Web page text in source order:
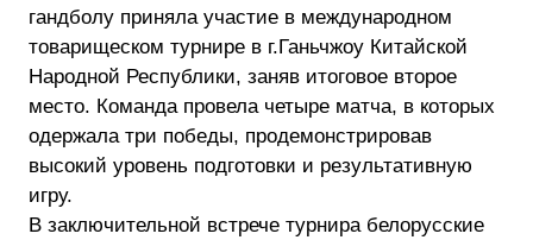
гандболу приняла участие в международном
товарищеском турнире в г.Ганьчжоу Китайской
Народной Республики, заняв итоговое второе
место. Команда провела четыре матча, в которых
одержала три победы, продемонстрировав
высокий уровень подготовки и результативную
игру.
В заключительной встрече турнира белорусские